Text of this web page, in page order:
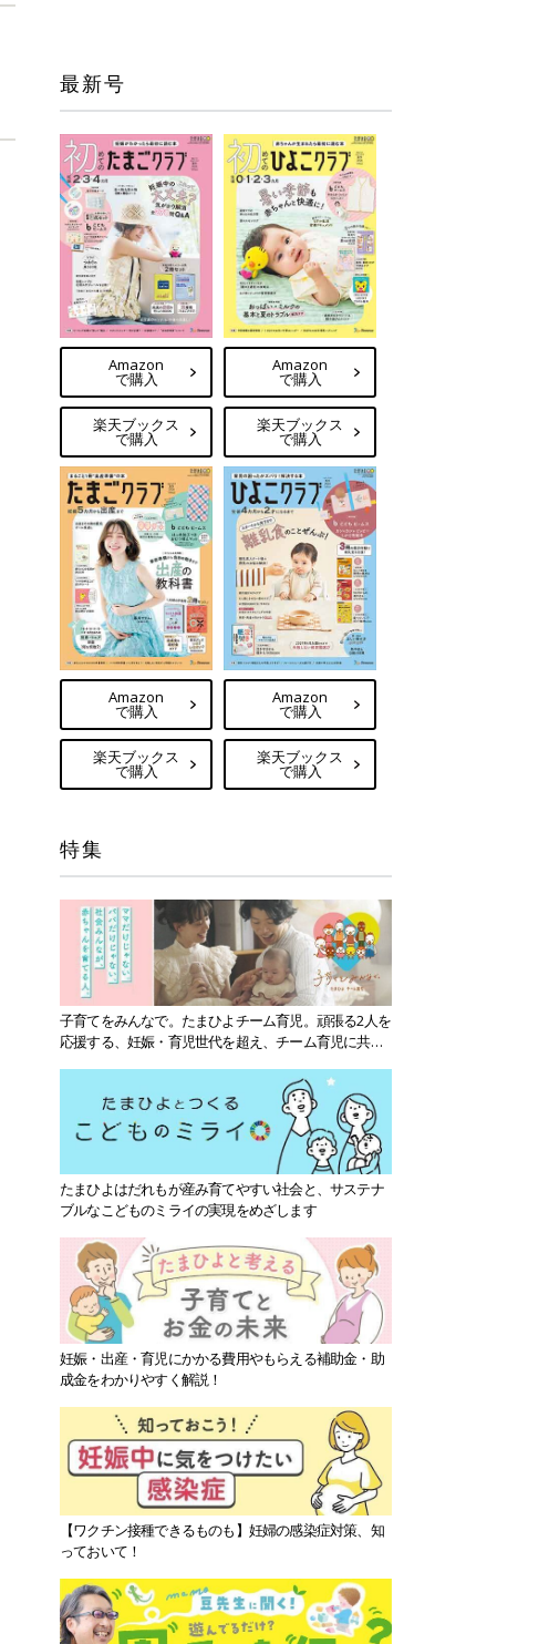
最新号
Amazon
で購入
楽天ブックス
で購入
Amazon
で購入
楽天ブックス
で購入
Amazon
で購入
楽天ブックス
で購入
Amazon
で購入
楽天ブックス
で購入
特集
子育てをみんなで。たまひよチーム育児。頑張る2人を
応援する、妊娠・育児世代を超え、チーム育児に共感
たまひよはだれもが産み育てやすい社会と、サステナ
ブルなこどものミライの実現をめざします
妊娠・出産・育児にかかる費用やもらえる補助金・助
成金をわかりやすく解説！
【ワクチン接種できるものも】妊婦の感染症対策、知
っておいて！